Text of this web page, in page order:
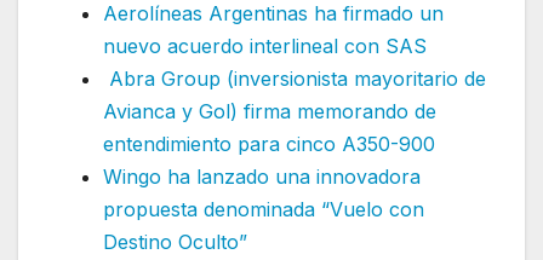
Aerolíneas Argentinas ha firmado un
nuevo acuerdo interlineal con SAS
Abra Group (inversionista mayoritario de
Avianca y Gol) firma memorando de
entendimiento para cinco A350-900
Wingo ha lanzado una innovadora
propuesta denominada “Vuelo con
Destino Oculto”